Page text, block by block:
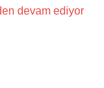
devam ediyor